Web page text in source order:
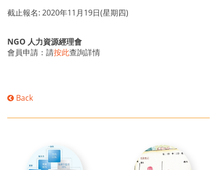
截止報名: 2020年11月19日(星期四)
NGO 人力資源經理會
會員申請：請按此查詢詳情
Back